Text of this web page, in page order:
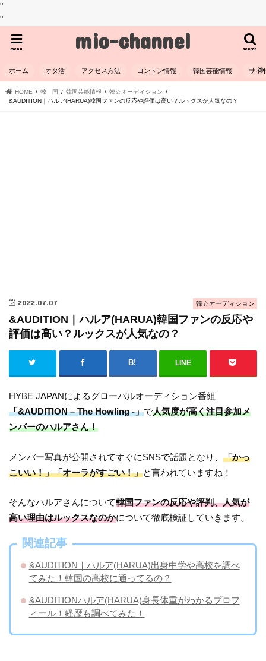
"
"
mio-channel search
menu
ホーム オタ活 アクセス方法 ヨントン情報 韓国芸能情報 サイ
HOME 韓 国 韓国芸能情報
韓☆オーディション
&AUDITION｜ハルア(HARUA)韓国ファンの反応や評価は高い？ルックスが人気なの？
韓☆オーディション
2022.07.07
&AUDITION｜ハルア(HARUA)韓国ファンの反応や
評価は高い？ルックスが人気なの？
LINE
HYBE JAPANによるグローバルオーディション番組
「&AUDITION – The Howling -」で人気度が高く注目参加メ
ンバーのハルアさん！
メンバー写真が公開されてすぐにSNSで話題となり、「かっ
こいい！」「オーラがすごい！」と言われていますね！
そんなハルアさんについて韓国ファンの反応や評判、人気が
高い理由はルックスなのかについて徹底検証していきます。
関連記事
&AUDITION｜ハルア(HARUA)出身中学や高校を調べ
てみた！韓国の高校に通ってるの？
&AUDITIONハルア(HARUA)身長体重がわかるプロフ
ィール！経歴も調べてみた！